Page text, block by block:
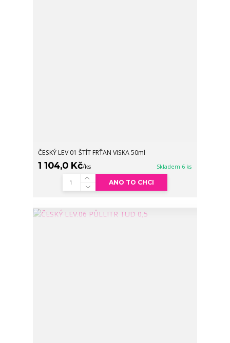
ČESKÝ LEV 01 ŠTÍT FRŤAN VISKA 50ml
1 104,0 Kč/ks Skladem 6 ks
ANO TO CHCI